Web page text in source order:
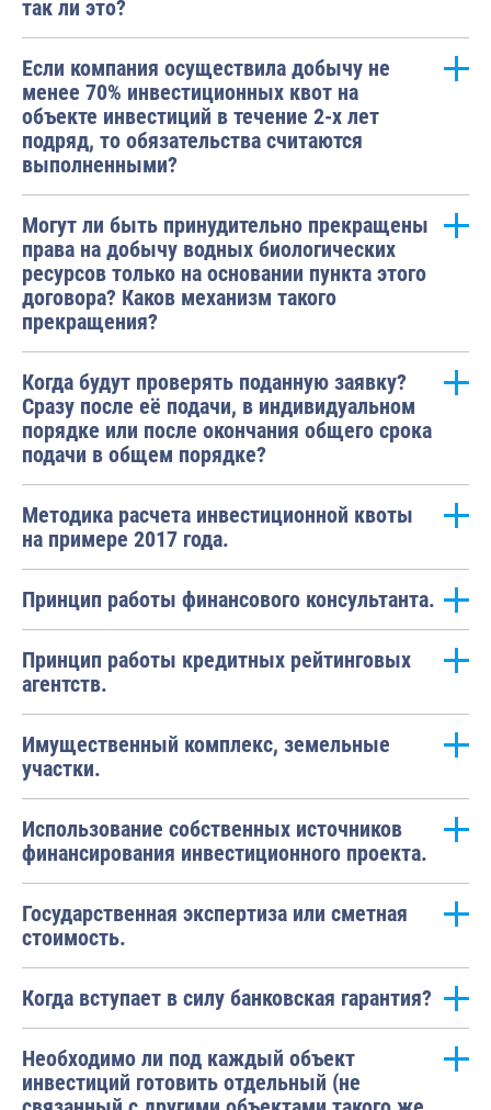
так ли это?
Если компания осуществила добычу не
менее 70% инвестиционных квот на
объекте инвестиций в течение 2-х лет
подряд, то обязательства считаются
выполненными?
Могут ли быть принудительно прекращены
права на добычу водных биологических
ресурсов только на основании пункта этого
договора? Каков механизм такого
прекращения?
Когда будут проверять поданную заявку?
Сразу после её подачи, в индивидуальном
порядке или после окончания общего срока
подачи в общем порядке?
Методика расчета инвестиционной квоты
на примере 2017 года.
Принцип работы финансового консультанта.
Принцип работы кредитных рейтинговых
агентств.
Имущественный комплекс, земельные
участки.
Использование собственных источников
финансирования инвестиционного проекта.
Государственная экспертиза или сметная
стоимость.
Когда вступает в силу банковская гарантия?
Необходимо ли под каждый объект
инвестиций готовить отдельный (не